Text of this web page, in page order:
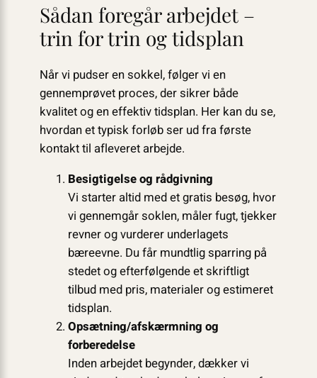
Sådan foregår arbejdet –
trin for trin og tidsplan
Når vi pudser en sokkel, følger vi en
gennemprøvet proces, der sikrer både
kvalitet og en effektiv tidsplan. Her kan du se,
hvordan et typisk forløb ser ud fra første
kontakt til afleveret arbejde.
Besigtigelse og rådgivning
Vi starter altid med et gratis besøg, hvor
vi gennemgår soklen, måler fugt, tjekker
revner og vurderer underlagets
bæreevne. Du får mundtlig sparring på
stedet og efterfølgende et skriftligt
tilbud med pris, materialer og estimeret
tidsplan.
Opsætning/afskærmning og
forberedelse
Inden arbejdet begynder, dækker vi